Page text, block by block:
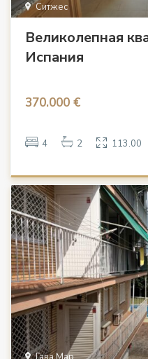
Ситжес
Великолепная
Испания
370.000 €
4 2 113.00